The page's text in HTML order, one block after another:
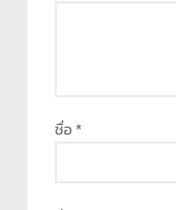
ชื่อ*